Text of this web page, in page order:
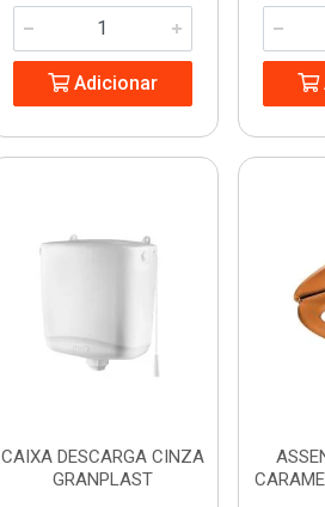
Adicionar
CAIXA DESCARGA CINZA
GRANPLAST